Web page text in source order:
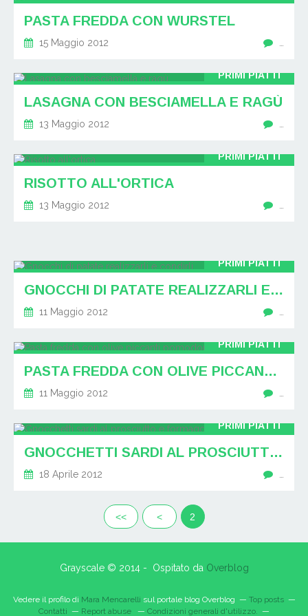
PASTA FREDDA CON WURSTEL
15 Maggio 2012
PRIMI PIATTI
LASAGNA CON BESCIAMELLA E RAGÙ
13 Maggio 2012
PRIMI PIATTI
RISOTTO ALL'ORTICA
13 Maggio 2012
PRIMI PIATTI
GNOCCHI DI PATATE REALIZZARLI E CONDIRLI
11 Maggio 2012
PRIMI PIATTI
PASTA FREDDA CON OLIVE PICCANTI POMODORI E PESTO
11 Maggio 2012
PRIMI PIATTI
GNOCCHETTI SARDI AL PROSCIUTTO E FORMAGGIO
18 Aprile 2012
<< < 2
Grayscale © 2014 - Ospitato da Overblog
Vedere il profilo di Mara Mencarelli sul portale blog Overblog
Top posts
Contatti
Report abuse Condizioni generali d'utilizzo.